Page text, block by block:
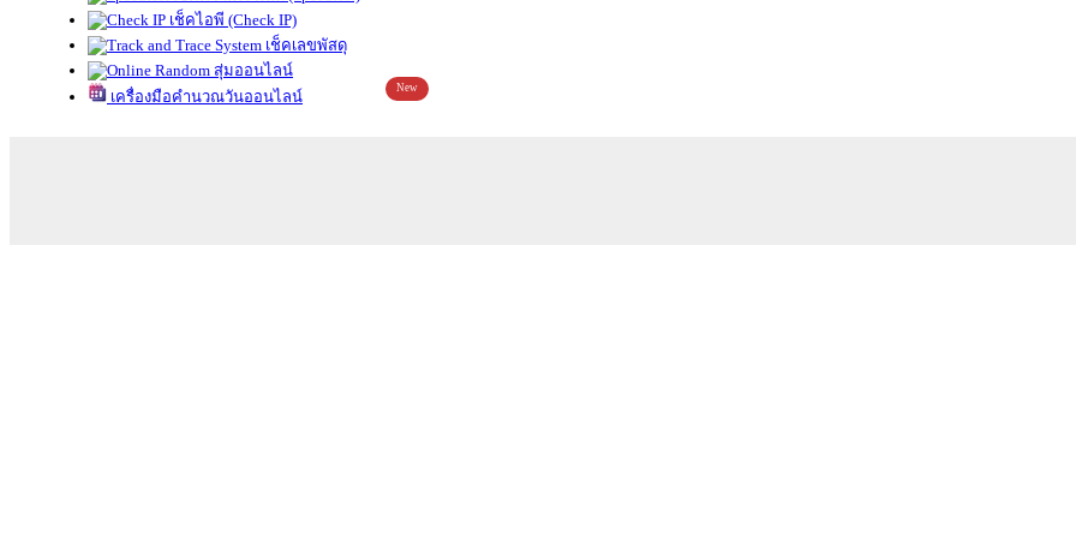
เช็คไอพี (Check IP)
เช็คเลขพัสดุ
สุ่มออนไลน์
เครื่องมือคำนวณวันออนไลน์
New